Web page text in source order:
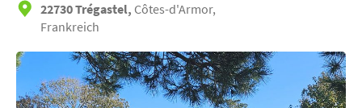
22730 Trégastel, Côtes-d'Armor,
Frankreich